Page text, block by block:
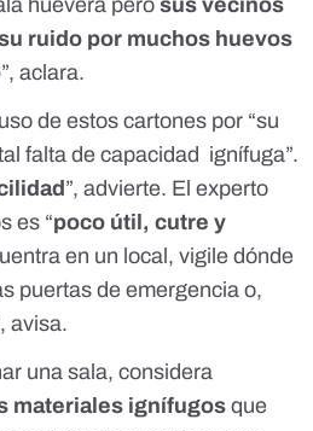
huevera perosus vecinos
ruido por muchos huevos
”, aclara.
de estos cartones por “su
falta de capacidad ignífuga”.
”, advierte. El experto
es “poco útil, cutre y
en un local, vigile dónde
puertas de emergencia o,
avisa.
una sala, considera
materiales ignífugos que